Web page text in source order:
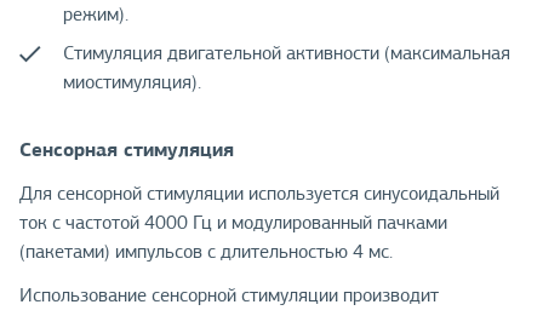
режим).
Стимуляция двигательной активности (максимальная
миостимуляция).
Сенсорная стимуляция
Для сенсорной стимуляции используется синусоидальный
ток с частотой 4000 Гц и модулированный пачками
(пакетами) импульсов с длительностью 4 мс.
Использование сенсорной стимуляции производит